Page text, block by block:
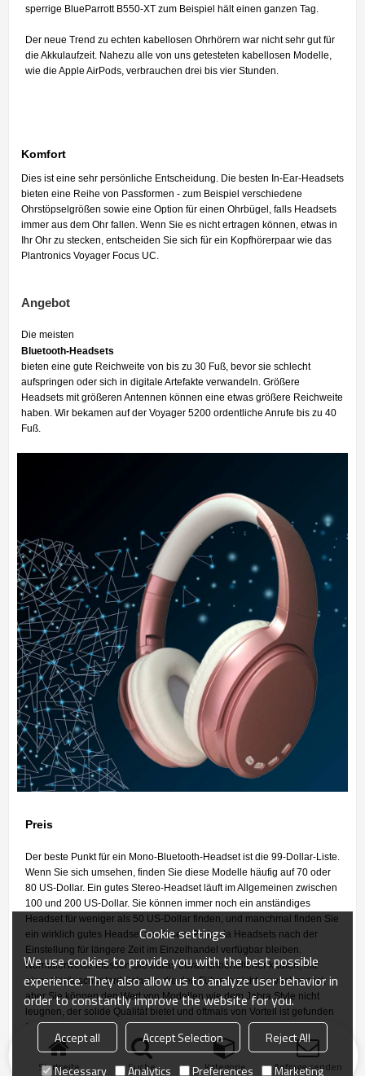
sperrige BlueParrott B550-XT zum Beispiel hält einen ganzen Tag.
Der neue Trend zu echten kabellosen Ohrhörern war nicht sehr gut für
die Akkulaufzeit. Nahezu alle von uns getesteten kabellosen Modelle,
wie die Apple AirPods, verbrauchen drei bis vier Stunden.
Komfort
Dies ist eine sehr persönliche Entscheidung. Die besten In-Ear-Headsets
bieten eine Reihe von Passformen - zum Beispiel verschiedene
Ohrstöpselgrößen sowie eine Option für einen Ohrbügel, falls Headsets
immer aus dem Ohr fallen. Wenn Sie es nicht ertragen können, etwas in
Ihr Ohr zu stecken, entscheiden Sie sich für ein Kopfhörerpaar wie das
Plantronics Voyager Focus UC.
Angebot
Die meisten
Bluetooth-Headsets
bieten eine gute Reichweite von bis zu 30 Fuß, bevor sie schlecht
aufspringen oder sich in digitale Artefakte verwandeln. Größere
Headsets mit größeren Antennen können eine etwas größere Reichweite
haben. Wir bekamen auf der Voyager 5200 ordentliche Anrufe bis zu 40
Fuß.
Preis
Der beste Punkt für ein Mono-Bluetooth-Headset ist die 99-Dollar-Liste.
Wenn Sie sich umsehen, finden Sie diese Modelle häufig auf 70 oder
80 US-Dollar. Ein gutes Stereo-Headset läuft im Allgemeinen zwischen
100 und 200 US-Dollar. Sie können immer noch ein anständiges
Headset für weniger als 50 US-Dollar finden, und manchmal finden Sie
ein wirklich gutes Headset zu diesem Preis, da Headsets nach der
Einstellung für längere Zeit im Einzelhandel verfügbar bleiben.
Normalerweise müssen Sie etwas etwas unbeholfener kaufen, mit
einer Geräuschunterdrückung, die den Führern nicht gewachsen ist,
aber Sie können den Wert von Modellen wie dem Jabra Style nicht
leugnen, der solide Qualität bietet und oftmals von Vorteil ist gefunden
für rund 50 $.
Startseite Suche Kategorie Anfrage senden
Cookie settings
We use cookies to provide you with the best possible
experience. They also allow us to analyze user behavior in
order to constantly improve the website for you.
Accept all Accept Selection
Reject All
Necessary
Analytics Preferences Marketing